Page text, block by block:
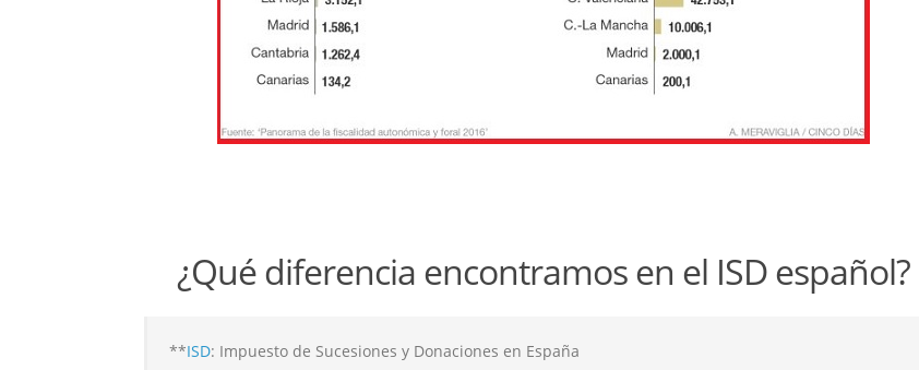
¿Qué diferencia encontramos en el ISD español?
**ISD: Impuesto de Sucesiones y Donaciones en España